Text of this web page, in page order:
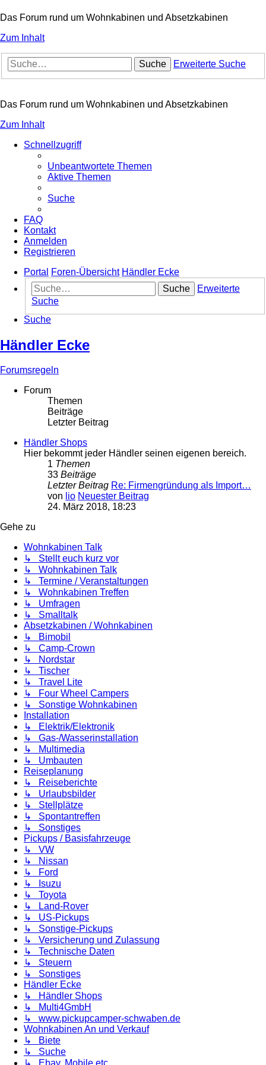
Das Forum rund um Wohnkabinen und Absetzkabinen
Zum Inhalt
Suche Erweiterte Suche
Das Forum rund um Wohnkabinen und Absetzkabinen
Zum Inhalt
Schnellzugriff
Unbeantwortete Themen
Aktive Themen
Suche
FAQ
Kontakt
Anmelden
Registrieren
Portal
Foren-Übersicht Händler Ecke
Suche
Erweiterte
Suche
Suche
Händler Ecke
Forumsregeln
Forum
Themen
Beiträge
Letzter Beitrag
Händler Shops
Hier bekommt jeder Händler seinen eigenen bereich.
1 Themen
33 Beiträge
Letzter Beitrag Re: Firmengründung als Import…
von lio Neuester Beitrag
24. März 2018, 18:23
Gehe zu
Wohnkabinen Talk
↳ Stellt euch kurz vor
↳ Wohnkabinen Talk
↳ Termine / Veranstaltungen
↳ Wohnkabinen Treffen
↳ Umfragen
↳ Smalltalk
Absetzkabinen / Wohnkabinen
↳ Bimobil
↳ Camp-Crown
↳ Nordstar
↳ Tischer
↳ Travel Lite
↳ Four Wheel Campers
↳ Sonstige Wohnkabinen
Installation
↳ Elektrik/Elektronik
↳ Gas-/Wasserinstallation
↳ Multimedia
↳ Umbauten
Reiseplanung
↳ Reiseberichte
↳ Urlaubsbilder
↳ Stellplätze
↳ Spontantreffen
↳ Sonstiges
Pickups / Basisfahrzeuge
↳ VW
↳ Nissan
↳ Ford
↳ Isuzu
↳ Toyota
↳ Land-Rover
↳ US-Pickups
↳ Sonstige-Pickups
↳ Versicherung und Zulassung
↳ Technische Daten
↳ Steuern
↳ Sonstiges
Händler Ecke
↳ Händler Shops
↳ Multi4GmbH
↳ www.pickupcamper-schwaben.de
Wohnkabinen An und Verkauf
↳ Biete
↳ Suche